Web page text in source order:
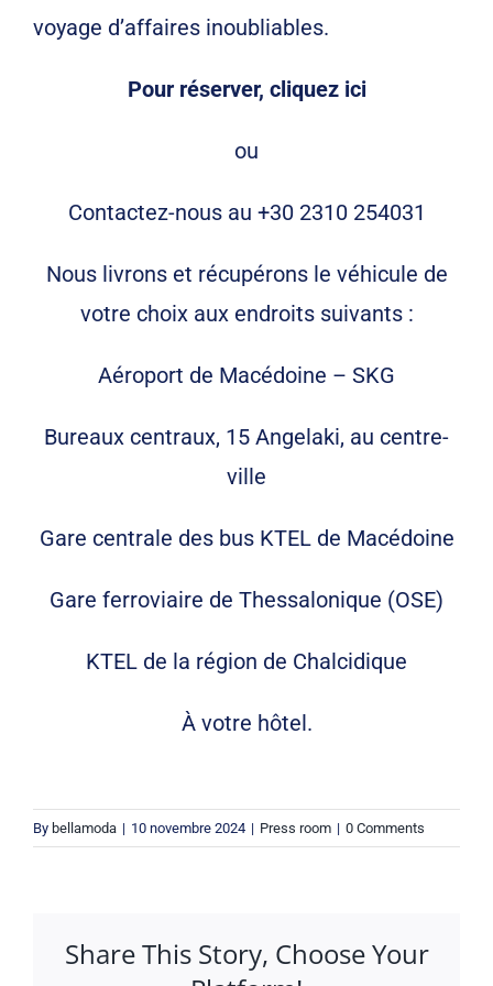
voyage d’affaires inoubliables.
Pour réserver, cliquez ici
ou
Contactez-nous au +30 2310 254031
Nous livrons et récupérons le véhicule de
votre choix aux endroits suivants :
Aéroport de Macédoine – SKG
Bureaux centraux, 15 Angelaki, au centre-
ville
Gare centrale des bus KTEL de Macédoine
Gare ferroviaire de Thessalonique (OSE)
KTEL de la région de Chalcidique
À votre hôtel.
By bellamoda | 10 novembre 2024 | Press room | 0 Comments
Share This Story, Choose Your